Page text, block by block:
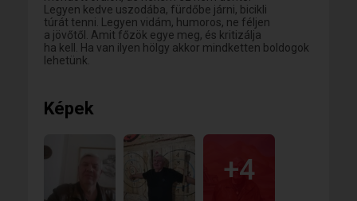
Legyen kedve uszodába, fürdőbe járni, bicikli
túrát tenni. Legyen vidám, humoros, ne féljen
a jövőtől. Amit főzök egye meg, és kritizálja
ha kell. Ha van ilyen hölgy akkor mindketten boldogok
lehetünk.
Képek
+4